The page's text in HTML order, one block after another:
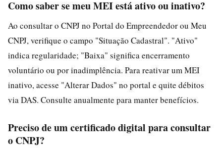
Como saber se meu MEI está ativo ou inativo?
Ao consultar o CNPJ no Portal do Empreendedor ou Meu
CNPJ, verifique o campo "Situação Cadastral". "Ativo"
indica regularidade; "Baixa" significa encerramento
voluntário ou por inadimplência. Para reativar um MEI
inativo, acesse "Alterar Dados" no portal e quite débitos
via DAS. Consulte anualmente para manter benefícios.
Preciso de um certificado digital para consultar
o CNPJ?